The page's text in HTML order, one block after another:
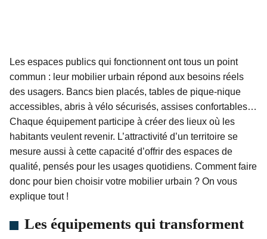
Les espaces publics qui fonctionnent ont tous un point
commun : leur mobilier urbain répond aux besoins réels
des usagers. Bancs bien placés, tables de pique-nique
accessibles, abris à vélo sécurisés, assises confortables…
Chaque équipement participe à créer des lieux où les
habitants veulent revenir. L’attractivité d’un territoire se
mesure aussi à cette capacité d’offrir des espaces de
qualité, pensés pour les usages quotidiens. Comment faire
donc pour bien choisir votre mobilier urbain ? On vous
explique tout !
Les équipements qui transforment